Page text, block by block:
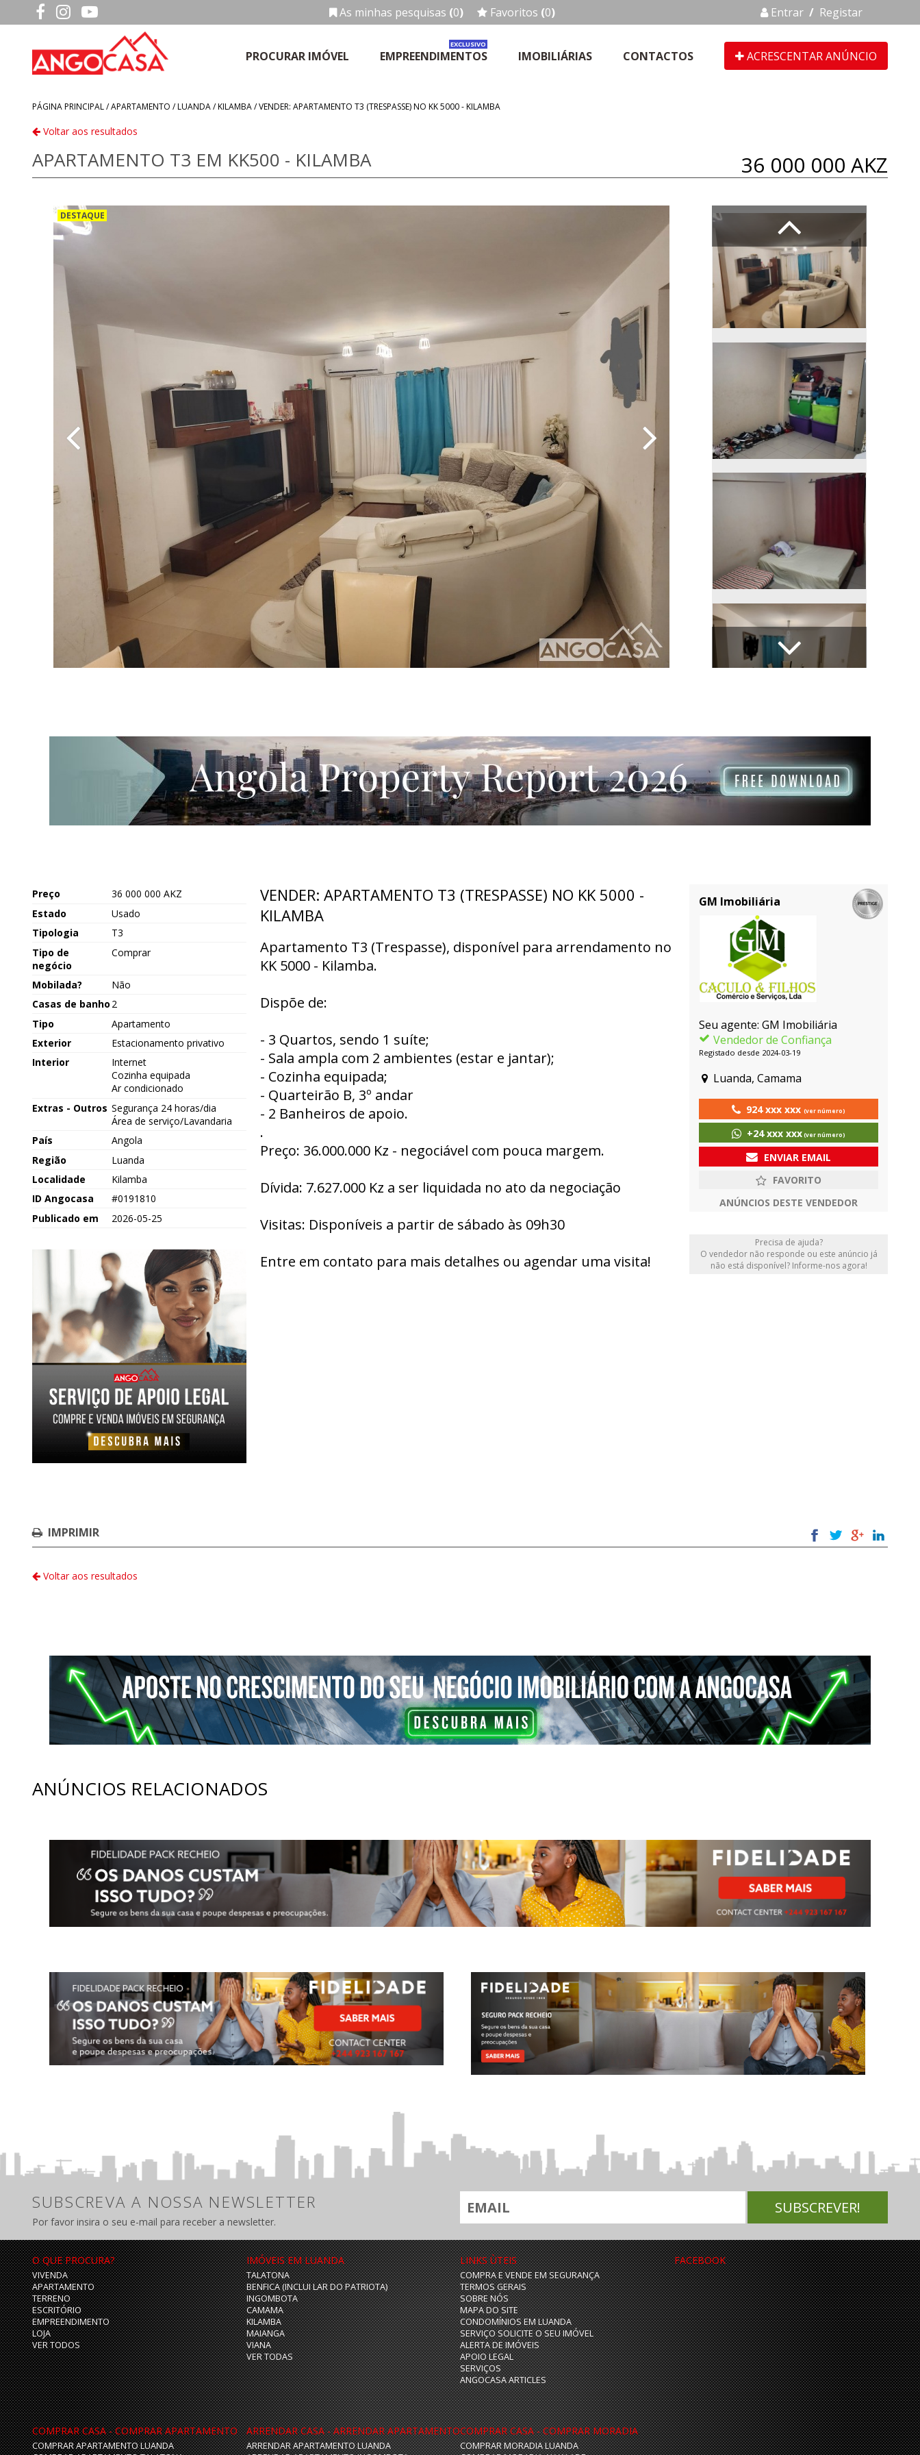
As minhas pesquisas (0) Favoritos (0) Entrar / Registar
PROCURAR IMÓVEL EMPREENDIMENTOS
EXCLUSIVO
IMOBILIÁRIAS CONTACTOS ACRESCENTAR ANÚNCIO
PÁGINA PRINCIPAL /APARTAMENTO /LUANDA/KILAMBA/VENDER: APARTAMENTO T3 (TRESPASSE) NO KK 5000 - KILAMBA
Voltar aos resultados
36 000 000 AKZ
APARTAMENTO T3 EM KK500 - KILAMBA
Preço
36 000 000 AKZ
Estado
Usado
Tipologia
T3
Tipo de
negócio
Comprar
Mobilada?
Não
Casas de banho 2
Tipo
Apartamento
Exterior
Estacionamento privativo
Interior
Internet
Cozinha equipada
Ar condicionado
Extras - Outros Segurança 24 horas/dia
Área de serviço/Lavandaria
País
Angola
Região
Luanda
Localidade
Kilamba
ID Angocasa
#0191810
Publicado em
2026-05-25
VENDER: APARTAMENTO T3 (TRESPASSE) NO KK 5000 -
KILAMBA
Apartamento T3 (Trespasse), disponível para arrendamento no
KK 5000 - Kilamba.
Dispõe de:
- 3 Quartos, sendo 1 suíte;
- Sala ampla com 2 ambientes (estar e jantar);
- Cozinha equipada;
- Quarteirão B, 3º andar
- 2 Banheiros de apoio.
.
Preço: 36.000.000 Kz - negociável com pouca margem.
Dívida: 7.627.000 Kz a ser liquidada no ato da negociação
Visitas: Disponíveis a partir de sábado às 09h30
Entre em contato para mais detalhes ou agendar uma visita!
GM Imobiliária
Seu agente: GM Imobiliária
Vendedor de Confiança
Registado desde 2024-03-19
Luanda, Camama
924 xxx xxx(ver número)
+24 xxx xxx(ver número)
ENVIAR EMAIL
ANÚNCIOS DESTE VENDEDOR
Precisa de ajuda?
O vendedor não responde ou este anúncio já
não está disponível? Informe-nos agora!
IMPRIMIR
Voltar aos resultados
ANÚNCIOS RELACIONADOS
SUBSCREVA A NOSSA NEWSLETTER
Por favor insira o seu e-mail para receber a newsletter.
O QUE PROCURA?
VIVENDA
APARTAMENTO
TERRENO
ESCRITÓRIO
EMPREENDIMENTO
LOJA
VER TODOS
IMÓVEIS EM LUANDA
TALATONA
BENFICA (INCLUI LAR DO PATRIOTA)
INGOMBOTA
CAMAMA
KILAMBA
MAIANGA
VIANA
VER TODAS
LINKS ÙTEIS
COMPRA E VENDE EM SEGURANÇA
TERMOS GERAIS
SOBRE NÓS
MAPA DO SITE
CONDOMÍNIOS EM LUANDA
SERVIÇO SOLICITE O SEU IMÓVEL
ALERTA DE IMÓVEIS
APOIO LEGAL
SERVIÇOS
ANGOCASA ARTICLES
FACEBOOK
COMPRAR CASA - COMPRAR APARTAMENTO
COMPRAR APARTAMENTO LUANDA
ARRENDAR CASA - ARRENDAR APARTAMENTO
ARRENDAR APARTAMENTO LUANDA
COMPRAR CASA - COMPRAR MORADIA
COMPRAR MORADIA LUANDA